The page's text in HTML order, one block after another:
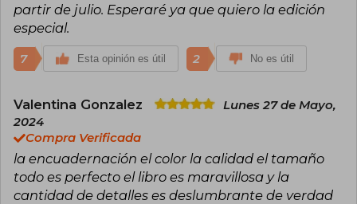
partir de julio. Esperaré ya que quiero la edición
especial.
7 Esta opinión es útil 2 No es útil
Valentina Gonzalez
Lunes 27 de Mayo,
2024
Compra Verificada
la encuadernación el color la calidad el tamaño
todo es perfecto el libro es maravillosa y la
cantidad de detalles es deslumbrante de verdad